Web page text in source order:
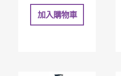
加入購物車